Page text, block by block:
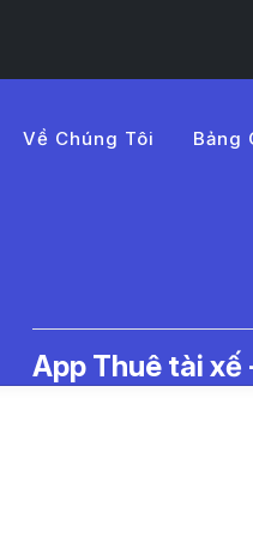
Về Chúng Tôi Bảng
App Thuê tài xế
Tài Xế Lái